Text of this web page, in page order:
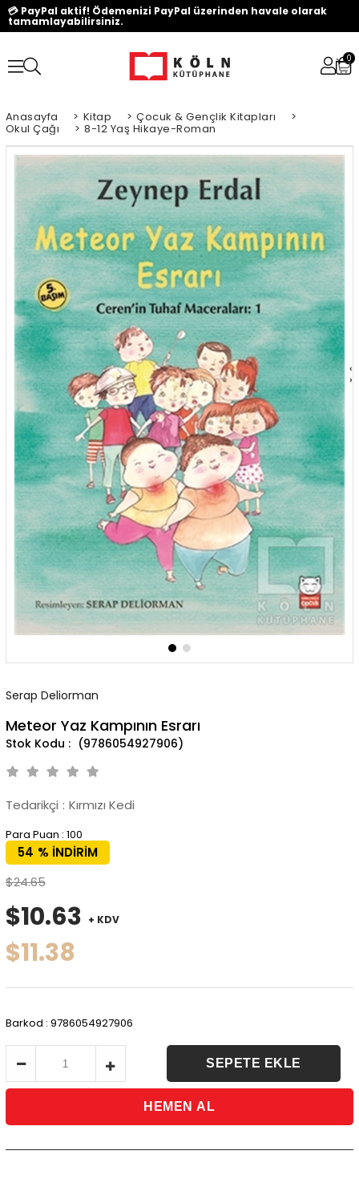
💳 PayPal aktif! Ödemenizi PayPal üzerinden havale olarak
tamamlayabilirsiniz.
0
Anasayfa > Kitap > Çocuk & Gençlik Kitapları >
Okul Çağı > 8-12 Yaş Hikaye-Roman
‹
›
Serap Deliorman
Meteor Yaz Kampının Esrarı
(9786054927906)
Tedarikçi : Kırmızı Kedi
Para Puan : 100
%
54
İNDIRIM
$24.65
$10.63 + KDV
$11.38
Barkod : 9786054927906